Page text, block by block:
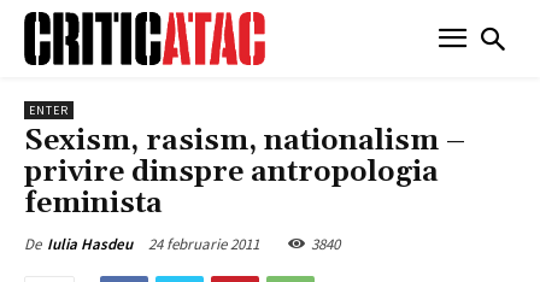
ENTER
Sexism, rasism, nationalism –
privire dinspre antropologia
feminista
De Iulia Hasdeu 24 februarie 2011 3840